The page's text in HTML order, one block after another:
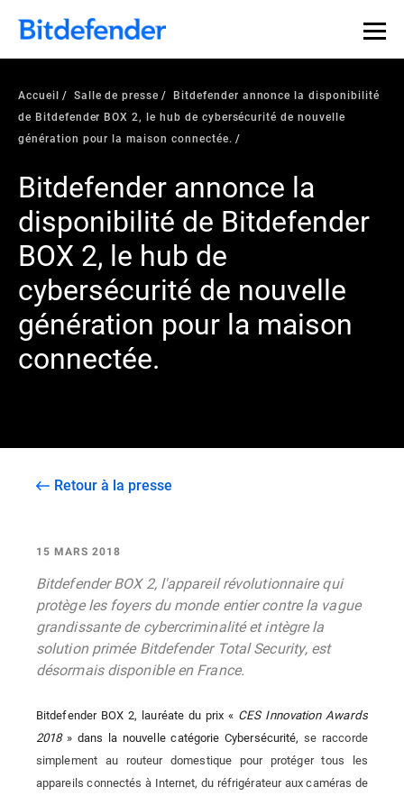
Accueil Salle de presse
Bitdefender annonce la disponibilité
de Bitdefender BOX 2, le hub de cybersécurité de nouvelle
génération pour la maison connectée.
Bitdefender annonce la
disponibilité de Bitdefender
BOX 2, le hub de
cybersécurité de nouvelle
génération pour la maison
connectée.
Retour à la presse
15 MARS 2018
Bitdefender BOX 2, l'appareil révolutionnaire qui
protège les foyers du monde entier contre la vague
grandissante de cybercriminalité et intègre la
solution primée Bitdefender Total Security, est
désormais disponible en France.
Bitdefender BOX 2, lauréate du prix « CES Innovation Awards
2018» dans la nouvelle catégorie Cybersécurité,se raccorde
simplement au routeur domestique pour protéger tous les
appareils connectés à Internet, du réfrigérateur aux caméras de